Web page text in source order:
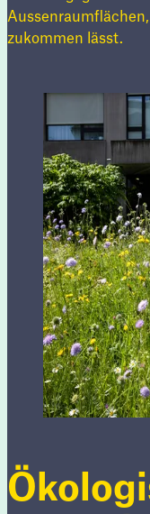
zukommen lässt.